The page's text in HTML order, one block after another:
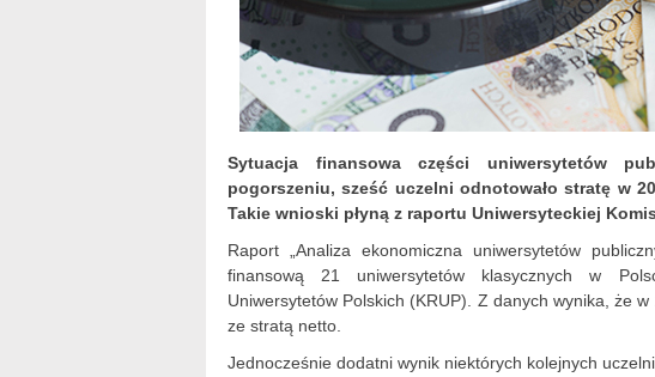
Sytuacja finansowa części uniwersytetów
pogorszeniu, sześć uczelni odnotowało stratę w
Takie wnioski płyną z raportu Uniwersyteckiej
Raport „Analiza ekonomiczna uniwersytetów
finansową 21 uniwersytetów klasycznych w
Uniwersytetów Polskich (KRUP). Z danych wynika, że
ze stratą netto.
Jednocześnie dodatni wynik niektórych kolejnych